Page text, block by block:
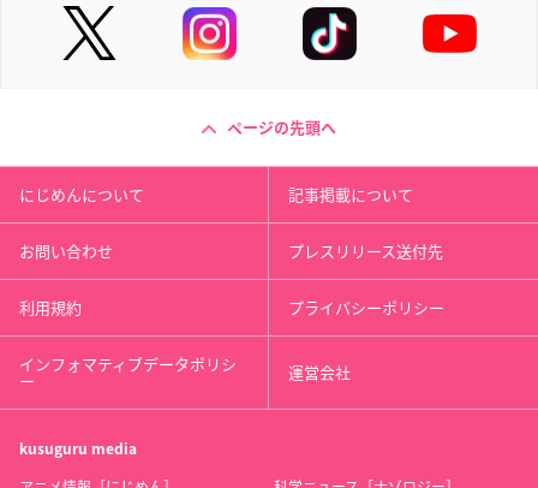
ページの先頭へ
にじめんについて 記事掲載について
お問い合わせ プレスリリース送付先
利用規約 プライバシーポリシー
インフォマティブデータポリシ
ー 運営会社
kusuguru media